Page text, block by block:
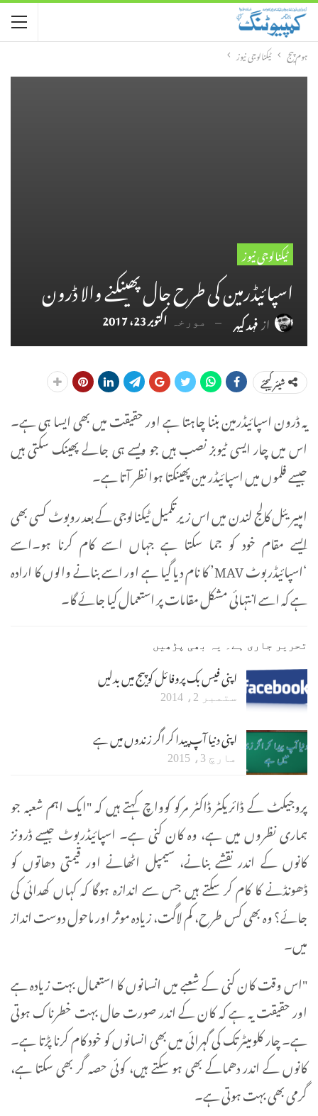
ہوم پیج ٹیکنالوجی نیوز
ٹیکنالوجی نیوز
اسپائیڈرمین کی طرح جال پھینکنے والا ڈرون
ازفہد کیہر مورخہ اکتوبر 23، 2017
شیئر کیجئے
یہ ڈرون اسپائیڈرمین بننا چاہتا ہے اور حقیقت میں بھی ایسا ہی ہے۔
اس میں چار ایسی ٹیوبز نصب ہیں جو ویسے ہی جالے پھینک سکتی ہیں
جیسے فلموں میں اسپائیڈر مین پھینکتا ہوا نظر آتا ہے۔
امپیریئل کالج لندن میں اس زیر تکمیل ٹیکنالوجی کے بعد روبوٹ کسی بھی
ایسے مقام خود کو جما سکتا ہے جہاں اسے کام کرنا ہو۔اسے
‘اسپائیڈربوٹ MAV’ کا نام دیا گیا ہے اور اسے بنانے والوں کا ارادہ
ہے کہ اسے انتہائی مشکل مقامات پر استعمال کیا جائے گا۔
تحریر جاری ہے۔ یہ بھی پڑھیں
اپنی فیس بک پروفائل کو پیج میں بدلیں
ستمبر 2، 2014
اپنی دنیا آپ پیدا کر اگر زندوں میں ہے
مارچ 3، 2015
پروجیکٹ کے ڈائریکٹر ڈاکٹر مرکو کوواچ کہتے ہیں کہ "ایک اہم شعبہ جو
ہماری نظروں میں ہے، وہ کان کنی ہے۔ اسپائیڈربوٹ جیسے ڈرونز
کانوں کے اندر نقشے بنانے، سیمپل اٹھانے اور قیمتی دھاتوں کو
ڈھونڈنے کا کام کر سکتے ہیں جس سے اندازہ ہوگا کہ کہاں کھدائی کی
جائے؟ وہ بھی کس طرح، کم لاگت، زیادہ موثر اور ماحول دوست انداز
میں۔
"اس وقت کان کنی کے شعبے میں انسانوں کا استعمال بہت زیادہ ہے
اور حقیقت یہ ہے کہ کان کے اندر صورت حال بہت خطرناک ہوتی
ہے۔ چار کلومیٹر تک کی گہرائی میں بھی انسانوں کو خود کام کرنا پڑتا ہے۔
کانوں کے اندر دھماکے بھی ہو سکتے ہیں، کوئی حصہ گر بھی سکتا ہے،
گرمی بھی بہت ہوتی ہے۔